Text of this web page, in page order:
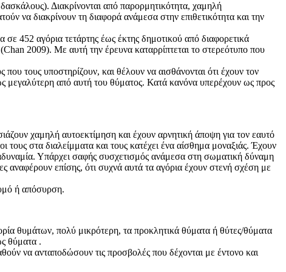
Διακρίνονται από παρορμητικότητα, χαμηλή
να διακρίνουν τη διαφορά ανάμεσα στην επιθετικότητα και την
452 αγόρια τετάρτης έως έκτης δημοτικού από διαφορετικά
2009). Με αυτή την έρευνα καταρρίπτεται το στερεότυπο που
τους υποστηρίζουν, και θέλουν να αισθάνονται ότι έχουν τον
μεγαλύτερη από αυτή του θύματος. Κατά κανόνα υπερέχουν ως προς
χαμηλή αυτοεκτίμηση και έχουν αρνητική άποψη για τον εαυτό
τους στα διαλείμματα και τους κατέχει ένα αίσθημα μοναξιάς. Έχουν
Υπάρχει σαφής συσχετισμός ανάμεσα στη σωματική δύναμη
αναφέρουν επίσης, ότι συχνά αυτά τα αγόρια έχουν στενή σχέση με
ή απόσυρση.
θυμάτων, πολύ μικρότερη, τα προκλητικά θύματα ή θύτες/θύματα
θύματα .
να ανταποδώσουν τις προσβολές που δέχονται με έντονο και